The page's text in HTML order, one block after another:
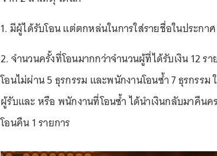
1. มีผู้ได้รับโอน แต่ตกหล่นในการใส่รายชื่อในประกา
2. จำนวนครั้งที่โอนมากกว่าจำนวนผู้ที่ได้รับเงิน 12 ร
โอนไม่ผ่าน 5 ธุรกรรม และพนักงานโอนซ้ำ 7 ธุรกรร
ผู้รับและ หรือ พนักงานที่โอนซ้ำ ได้นำเงินกลับมาคืนค
โอนคืน 1 รายการ